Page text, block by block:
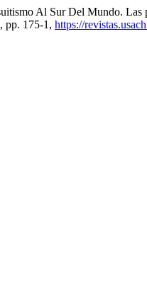
Al Sur Del Mundo.
pp. 175-1, https://